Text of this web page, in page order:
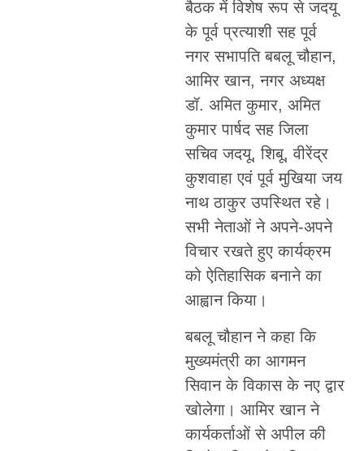
बैठक में विशेष रूप से जदयू
के पूर्व प्रत्याशी सह पूर्व
नगर सभापति बबलू चौहान,
आमिर खान, नगर अध्यक्ष
डॉ. अमित कुमार, अमित
कुमार पार्षद सह जिला
सचिव जदयू, शिबू, वीरेंद्र
कुशवाहा एवं पूर्व मुखिया जय
नाथ ठाकुर उपस्थित रहे।
सभी नेताओं ने अपने-अपने
विचार रखते हुए कार्यक्रम
को ऐतिहासिक बनाने का
आह्वान किया।
बबलू चौहान ने कहा कि
मुख्यमंत्री का आगमन
सिवान के विकास के नए द्वार
खोलेगा। आमिर खान ने
कार्यकर्ताओं से अपील की